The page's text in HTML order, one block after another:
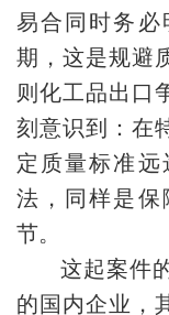
易合同时务必
期，这是规避
则化工品出口
刻意识到：在
定质量标准
法，同样是保
节。
这起案件
的国内企业，